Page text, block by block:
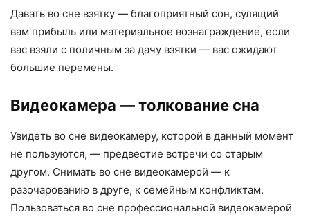
Давать во сне взятку — благоприятный сон, сулящий
вам прибыль или материальное вознаграждение, если
вас взяли с поличным за дачу взятки — вас ожидают
большие перемены.
Видеокамера — толкование сна
Увидеть во сне видеокамеру, которой в данный момент
не пользуются, — предвестие встречи со старым
другом. Снимать во сне видеокамерой — к
разочарованию в друге, к семейным конфликтам.
Пользоваться во сне профессиональной видеокамерой